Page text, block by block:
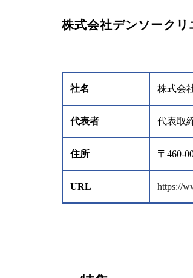
株式会社デンソークリ
社名 株式会
代表者 代表取
住所 〒460-
URL https://